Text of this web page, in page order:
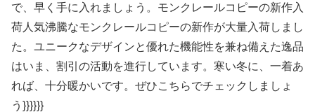
で、早く手に入れましょう。モンクレールコピーの新作入
荷人気沸騰なモンクレールコピーの新作が大量入荷しまし
た。ユニークなデザインと優れた機能性を兼ね備えた逸品
はいま、割引の活動を進行しています。寒い冬に、一着あ
れば、十分暖かいです。ぜひこちらでチェックしましょ
う}}}}}}